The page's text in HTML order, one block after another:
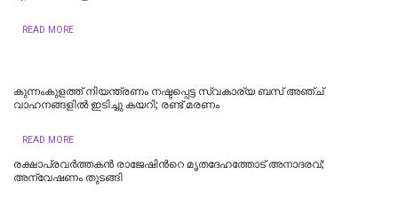
READ MORE
കുന്നംകുളത്ത് നിയന്ത്രണം നഷ്ടപ്പെട്ട സ്വകാര്യ ബസ് അഞ്ച്
വാഹനങ്ങളിൽ ഇടിച്ചു കയറി; രണ്ട് മരണം
READ MORE
രക്ഷാപ്രവർത്തകൻ രാജേഷിന്‍റെ മൃതദേഹത്തോട് അനാദരവ്;
അന്വേഷണം തുടങ്ങി